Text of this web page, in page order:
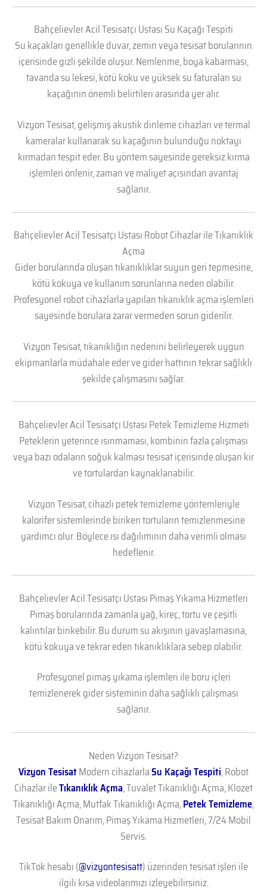
Bahçelievler Acil Tesisatçı Ustası Su Kaçağı Tespiti
Su kaçakları genellikle duvar, zemin veya tesisat borularının
içerisinde gizli şekilde oluşur. Nemlenme, boya kabarması,
tavanda su lekesi, kötü koku ve yüksek su faturaları su
kaçağının önemli belirtileri arasında yer alır.
Vizyon Tesisat, gelişmiş akustik dinleme cihazları ve termal
kameralar kullanarak su kaçağının bulunduğu noktayı
kırmadan tespit eder. Bu yöntem sayesinde gereksiz kırma
işlemleri önlenir, zaman ve maliyet açısından avantaj
sağlanır.
Bahçelievler Acil Tesisatçı Ustası Robot Cihazlar ile Tıkanıklık
Açma
Gider borularında oluşan tıkanıklıklar suyun geri tepmesine,
kötü kokuya ve kullanım sorunlarına neden olabilir.
Profesyonel robot cihazlarla yapılan tıkanıklık açma işlemleri
sayesinde borulara zarar vermeden sorun giderilir.
Vizyon Tesisat, tıkanıklığın nedenini belirleyerek uygun
ekipmanlarla müdahale eder ve gider hattının tekrar sağlıklı
şekilde çalışmasını sağlar.
Bahçelievler Acil Tesisatçı Ustası Petek Temizleme Hizmeti
Peteklerin yeterince ısınmaması, kombinin fazla çalışması
veya bazı odaların soğuk kalması tesisat içerisinde oluşan kir
ve tortulardan kaynaklanabilir.
Vizyon Tesisat, cihazlı petek temizleme yöntemleriyle
kalorifer sistemlerinde biriken tortuların temizlenmesine
yardımcı olur. Böylece ısı dağılımının daha verimli olması
hedeflenir.
Bahçelievler Acil Tesisatçı Ustası Pimaş Yıkama Hizmetleri
Pimaş borularında zamanla yağ, kireç, tortu ve çeşitli
kalıntılar birikebilir. Bu durum su akışının yavaşlamasına,
kötü kokuya ve tekrar eden tıkanıklıklara sebep olabilir.
Profesyonel pimaş yıkama işlemleri ile boru içleri
temizlenerek gider sisteminin daha sağlıklı çalışması
sağlanır.
Neden Vizyon Tesisat?
Vizyon TesisatModern cihazlarlaSu Kaçağı Tespiti, Robot
Cihazlar ileTıkanıklık Açma, Tuvalet Tıkanıklığı Açma, Klozet
Tıkanıklığı Açma, Mutfak Tıkanıklığı Açma,Petek Temizleme,
Tesisat Bakım Onarım, Pimaş Yıkama Hizmetleri, 7/24 Mobil
Servis.
TikTok hesabı (@vizyontesisatt) üzerinden tesisat işleri ile
ilgili kısa videolarımızı izleyebilirsiniz.